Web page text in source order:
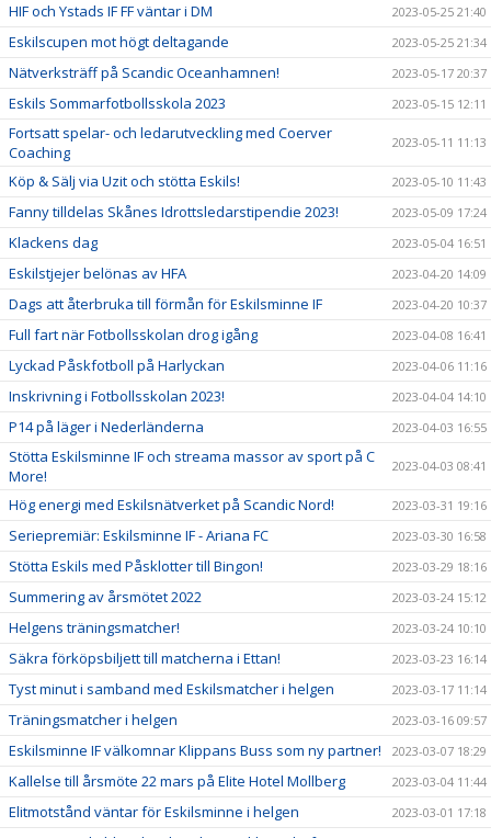
HIF och Ystads IF FF väntar i DM 2023-05-25 21:40
Eskilscupen mot högt deltagande 2023-05-25 21:34
Nätverksträff på Scandic Oceanhamnen! 2023-05-17 20:37
Eskils Sommarfotbollsskola 2023 2023-05-15 12:11
Fortsatt spelar- och ledarutveckling med Coerver
Coaching
2023-05-11 11:13
Köp & Sälj via Uzit och stötta Eskils! 2023-05-10 11:43
Fanny tilldelas Skånes Idrottsledarstipendie 2023! 2023-05-09 17:24
Klackens dag 2023-05-04 16:51
Eskilstjejer belönas av HFA 2023-04-20 14:09
Dags att återbruka till förmån för Eskilsminne IF 2023-04-20 10:37
Full fart när Fotbollsskolan drog igång 2023-04-08 16:41
Lyckad Påskfotboll på Harlyckan 2023-04-06 11:16
Inskrivning i Fotbollsskolan 2023! 2023-04-04 14:10
P14 på läger i Nederländerna 2023-04-03 16:55
Stötta Eskilsminne IF och streama massor av sport på C
More!
2023-04-03 08:41
Hög energi med Eskilsnätverket på Scandic Nord! 2023-03-31 19:16
Seriepremiär: Eskilsminne IF - Ariana FC 2023-03-30 16:58
Stötta Eskils med Påsklotter till Bingon! 2023-03-29 18:16
Summering av årsmötet 2022 2023-03-24 15:12
Helgens träningsmatcher! 2023-03-24 10:10
Säkra förköpsbiljett till matcherna i Ettan! 2023-03-23 16:14
Tyst minut i samband med Eskilsmatcher i helgen 2023-03-17 11:14
Träningsmatcher i helgen 2023-03-16 09:57
Eskilsminne IF välkomnar Klippans Buss som ny partner! 2023-03-07 18:29
Kallelse till årsmöte 22 mars på Elite Hotel Mollberg 2023-03-04 11:44
Elitmotstånd väntar för Eskilsminne i helgen 2023-03-01 17:18